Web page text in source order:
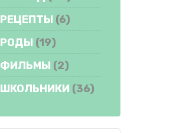
РЕЦЕПТЫ (6)
РОДЫ (19)
ФИЛЬМЫ (2)
ШКОЛЬНИКИ (36)